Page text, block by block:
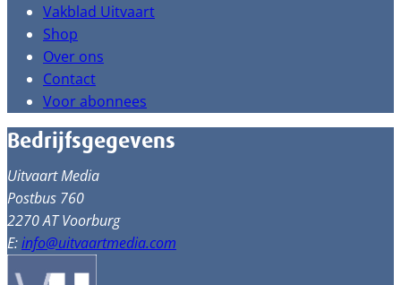
Vakblad Uitvaart
Shop
Over ons
Contact
Voor abonnees
Bedrijfsgegevens
Uitvaart Media
Postbus 760
2270 AT Voorburg
E:info@uitvaartmedia.com